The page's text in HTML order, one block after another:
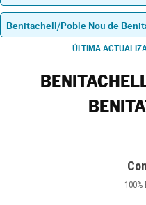
ÚLTIMA
100%